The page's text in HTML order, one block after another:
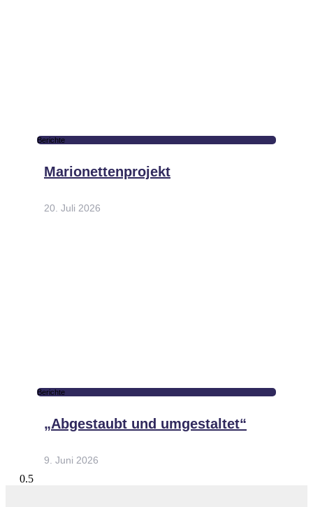
Berichte
Marionettenprojekt
20. Juli 2026
Berichte
„Abgestaubt und umgestaltet“
9. Juni 2026